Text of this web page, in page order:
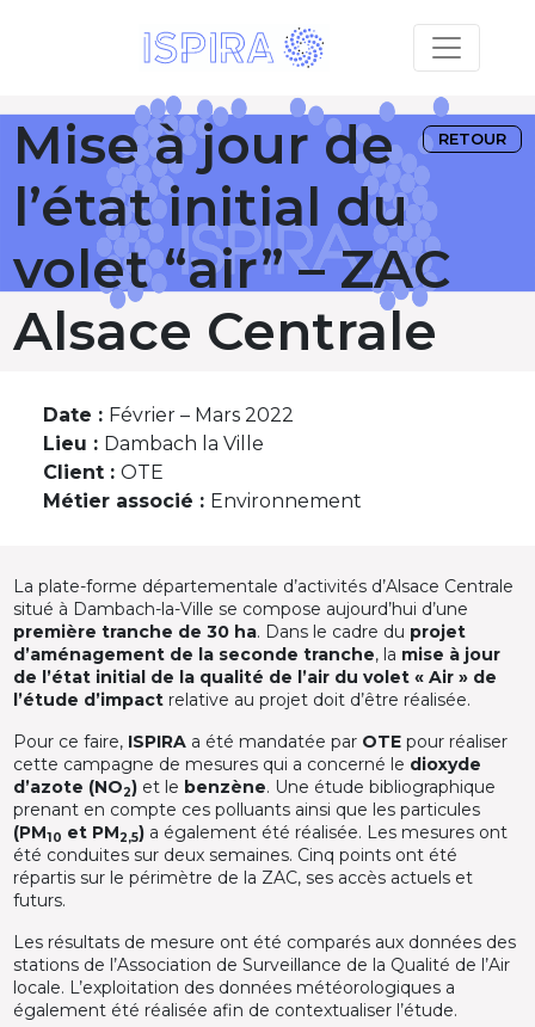
RETOUR
Mise à jour de
l’état initial du
volet “air” – ZAC
Alsace Centrale
Date : Février – Mars 2022
Lieu : Dambach la Ville
Client : OTE
Métier associé : Environnement
La plate-forme départementale d’activités d’Alsace Centrale
situé à Dambach-la-Ville se compose aujourd’hui d’une
première tranche de 30 ha. Dans le cadre du projet
d’aménagement de la seconde tranche, la mise à jour
de l’état initial de la qualité de l’air du volet « Air » de
l’étude d’impact relative au projet doit d’être réalisée.
Pour ce faire, ISPIRA a été mandatée par OTE pour réaliser
cette campagne de mesures qui a concerné le dioxyde
d’azote (NO2) et le benzène. Une étude bibliographique
prenant en compte ces polluants ainsi que les particules
(PM10 et PM2,5) a également été réalisée. Les mesures ont
été conduites sur deux semaines. Cinq points ont été
répartis sur le périmètre de la ZAC, ses accès actuels et
futurs.
Les résultats de mesure ont été comparés aux données des
stations de l’Association de Surveillance de la Qualité de l’Air
locale. L’exploitation des données météorologiques a
également été réalisée afin de contextualiser l’étude.